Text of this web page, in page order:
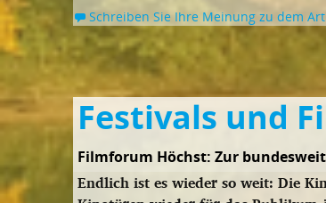
Schreiben Sie Ihre Meinung zu dem
Festivals und
Filmforum Höchst: Zur
Endlich ist es wieder so weit: Die